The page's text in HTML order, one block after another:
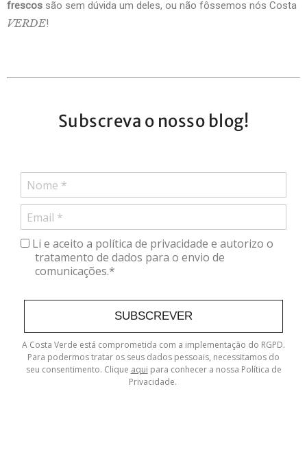
frescos são sem dúvida um deles, ou não fôssemos nós Costa
VERDE!
Subscreva o nosso blog!
Li e aceito a política de privacidade e autorizo o
tratamento de dados para o envio de
comunicações.*
SUBSCREVER
A Costa Verde está comprometida com a implementação do RGPD.
Para podermos tratar os seus dados pessoais, necessitamos do
seu consentimento. Clique aqui para conhecer a nossa Política de
Privacidade.